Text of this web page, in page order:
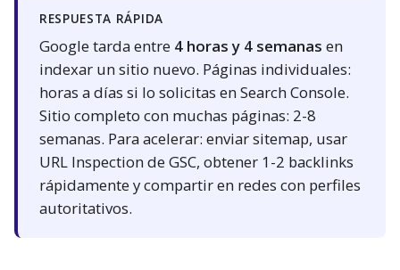
RESPUESTA RÁPIDA
Google tarda entre 4 horas y 4 semanas en
indexar un sitio nuevo. Páginas individuales:
horas a días si lo solicitas en Search Console.
Sitio completo con muchas páginas: 2-8
semanas. Para acelerar: enviar sitemap, usar
URL Inspection de GSC, obtener 1-2 backlinks
rápidamente y compartir en redes con perfiles
autoritativos.